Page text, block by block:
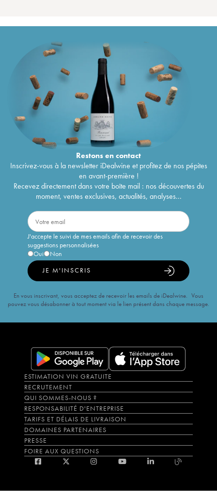
Restons encontact
Inscrivez-vous à la newsletter iDealwine et profitez de nos pépites
en avant-première !
Recevez directement dans votre boîte mail : nos découvertes du
moment, ventes exclusives, actualités, analyses...
J'accepte le suivi de mes emails afin de recevoir des
suggestions personnalisées
Oui
Non
JE M'INSCRIS
En vous inscrivant, vous acceptez de recevoir les emails de iDealwine. Vous
pouvez vous désabonner à tout moment via le lien présent dans chaque message.
ESTIMATION VIN GRATUITE
RECRUTEMENT
QUI SOMMES-NOUS ?
RESPONSABILITÉ D'ENTREPRISE
TARIFS ET DÉLAIS DE LIVRAISON
DOMAINES PARTENAIRES
PRESSE
FOIRE AUX QUESTIONS